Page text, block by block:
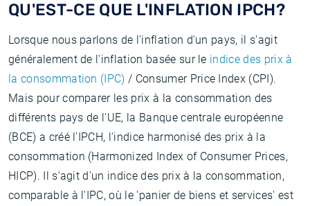
QU'EST-CE QUE L'INFLATION IPCH?
Lorsque nous parlons de l'inflation d'un pays, il s'agit
généralement de l'inflation basée sur le indice des prix à
la consommation (IPC) / Consumer Price Index (CPI).
Mais pour comparer les prix à la consommation des
différents pays de l'UE, la Banque centrale européenne
(BCE) a créé l'IPCH, l'indice harmonisé des prix à la
consommation (Harmonized Index of Consumer Prices,
HICP). Il s'agit d'un indice des prix à la consommation,
comparable à l'IPC, où le 'panier de biens et services' est